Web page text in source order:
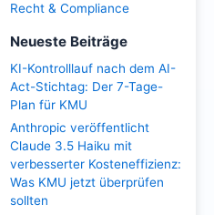
Recht & Compliance
Neueste Beiträge
KI-Kontrolllauf nach dem AI-
Act-Stichtag: Der 7-Tage-
Plan für KMU
Anthropic veröffentlicht
Claude 3.5 Haiku mit
verbesserter Kosteneffizienz:
Was KMU jetzt überprüfen
sollten